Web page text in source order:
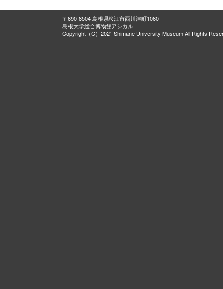
〒690-8504 島根県松江市西川津町1060
島根大学総合博物館アシカル
Copyright（C）2021 Shimane University Museum All Rights